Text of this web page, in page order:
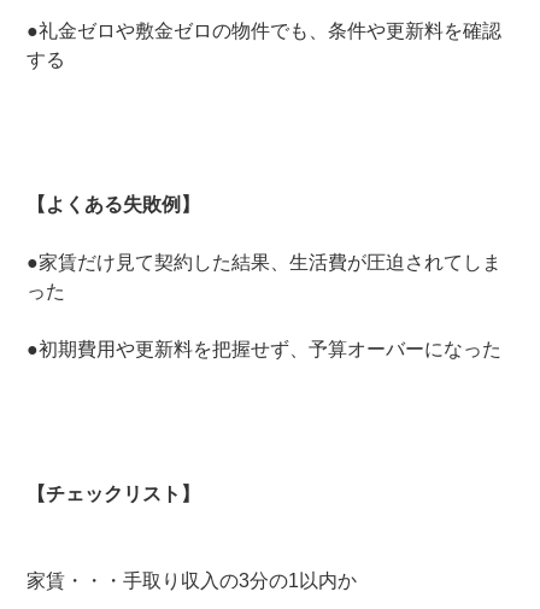
●礼金ゼロや敷金ゼロの物件でも、条件や更新料を確認
する
【よくある失敗例】
●家賃だけ見て契約した結果、生活費が圧迫されてしま
った
●初期費用や更新料を把握せず、予算オーバーになった
【チェックリスト】
家賃・・・手取り収入の3分の1以内か